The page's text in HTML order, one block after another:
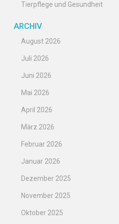
Tierpflege und Gesundheit
ARCHIV
August 2026
Juli 2026
Juni 2026
Mai 2026
April 2026
März 2026
Februar 2026
Januar 2026
Dezember 2025
November 2025
Oktober 2025